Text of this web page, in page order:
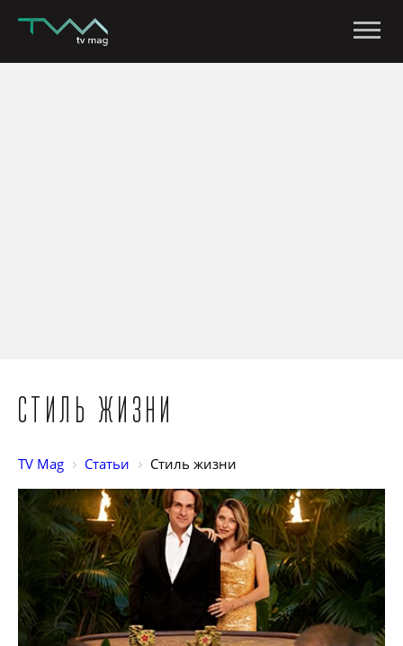
Стиль жизни
TV Mag Статьи Стиль жизни